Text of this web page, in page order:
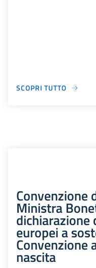
SCOPRI TUTTO
Convenzione
Ministra
europei a
Convenzione
nascita